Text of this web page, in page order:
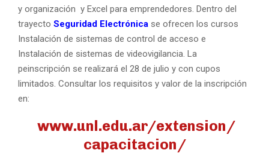
y organización y Excel para emprendedores. Dentro del
trayecto Seguridad Electrónica se ofrecen los cursos
Instalación de sistemas de control de acceso e
Instalación de sistemas de videovigilancia. La
peinscripción se realizará el 28 de julio y con cupos
limitados. Consultar los requisitos y valor de la inscripción
en:
www.unl.edu.ar/extension/
capacitacion/